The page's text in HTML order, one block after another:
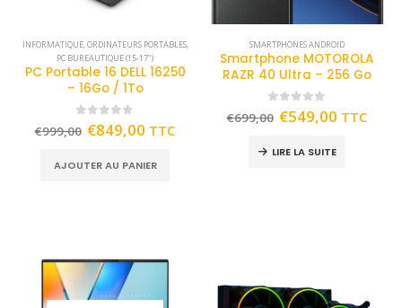
INFORMATIQUE,ORDINATEURS PORTABLES,
PC BUREAUTIQUE (15-17")
PC Portable 16 DELL 16250
– 16Go / 1To
out of 5
€999,00 €849,00 TTC
AJOUTER AU PANIER
SMARTPHONES ANDROID
Smartphone MOTOROLA
RAZR 40 Ultra – 256 Go
out of 5
€699,00 €549,00 TTC
LIRE LA SUITE